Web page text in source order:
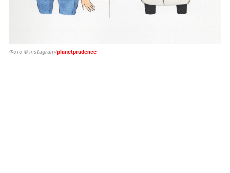
Фото © instagram/planetprudence